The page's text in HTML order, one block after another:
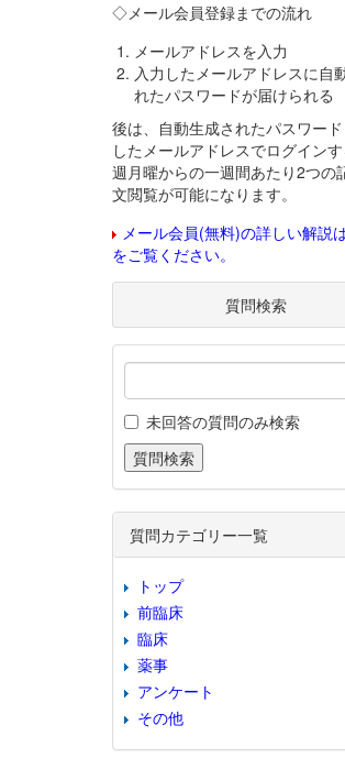
◇メール会員登録までの流れ
メールアドレスを入力
入力したメールアドレスに自
れたパスワードが届けられる
後は、自動生成されたパスワー
したメールアドレスでログイン
週月曜からの一週間あたり2つの
文閲覧が可能になります。
メール会員(無料)の詳しい解説
をご覧ください。
質問検索
未回答の質問のみ検索
質問カテゴリー一覧
トップ
前臨床
臨床
薬事
アンケート
その他